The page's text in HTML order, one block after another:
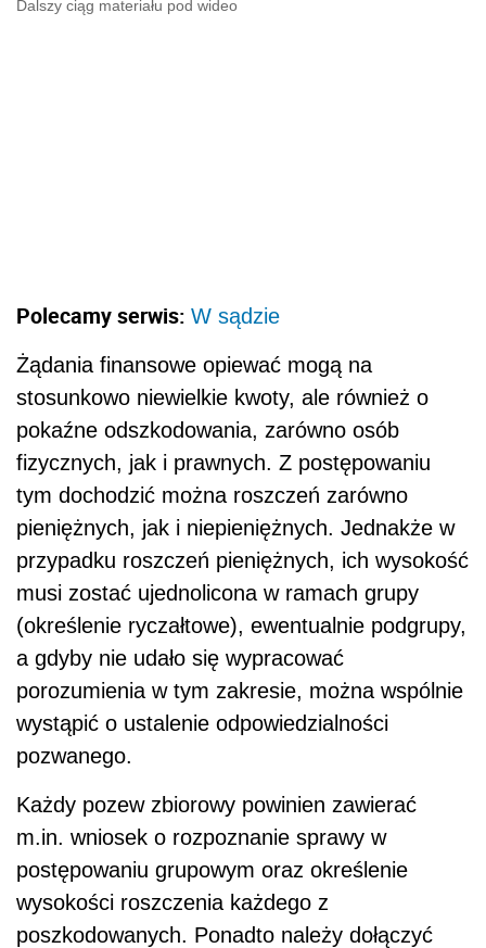
Dalszy ciąg materiału pod wideo
Polecamy serwis: W sądzie
Żądania finansowe opiewać mogą na
stosunkowo niewielkie kwoty, ale również o
pokaźne odszkodowania, zarówno osób
fizycznych, jak i prawnych. Z postępowaniu
tym dochodzić można roszczeń zarówno
pieniężnych, jak i niepieniężnych. Jednakże w
przypadku roszczeń pieniężnych, ich wysokość
musi zostać ujednolicona w ramach grupy
(określenie ryczałtowe), ewentualnie podgrupy,
a gdyby nie udało się wypracować
porozumienia w tym zakresie, można wspólnie
wystąpić o ustalenie odpowiedzialności
pozwanego.
Każdy pozew zbiorowy powinien zawierać
m.in. wniosek o rozpoznanie sprawy w
postępowaniu grupowym oraz określenie
wysokości roszczenia każdego z
poszkodowanych. Ponadto należy dołączyć